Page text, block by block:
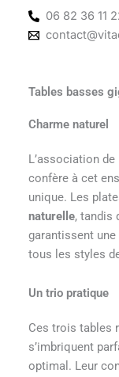
06 82 36 11
Tables basses
Charme naturel
L’association
confère à cet
unique. Les
naturelle, tandis
garantissent
tous les styles
Un trio pratique
Ces trois tables
s’imbriquent
optimal. Leur